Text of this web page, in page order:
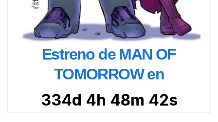
Estreno de MAN OF
TOMORROW en
334d 4h 48m 41s